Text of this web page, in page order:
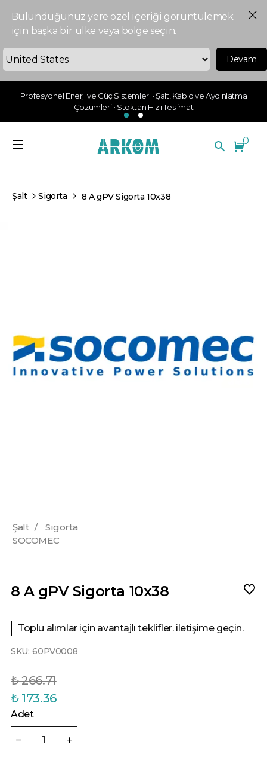
Bulunduğunuz yere özel içeriği görüntülemek
için başka bir ülke veya bölge seçin.
Devam
Profesyonel Enerji ve Güç Sistemleri • Şalt, Kablo ve Aydınlatma
Çözümleri • Stoktan Hızlı Teslimat
0
Şalt Sigorta 8 A gPV Sigorta 10x38
Şalt /
Sigorta
SOCOMEC
8 A gPV Sigorta 10x38
Toplu alımlar için avantajlı teklifler. iletişime geçin.
SKU: 60PV0008
₺ 266.71
₺ 173.36
Adet